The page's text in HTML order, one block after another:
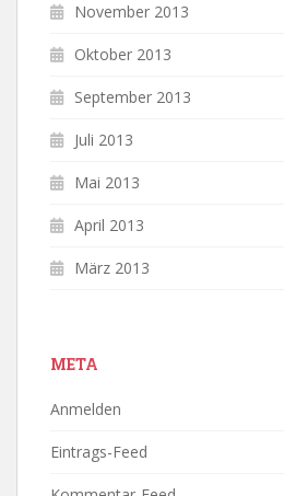
November 2013
Oktober 2013
September 2013
Juli 2013
Mai 2013
April 2013
März 2013
META
Anmelden
Eintrags-Feed